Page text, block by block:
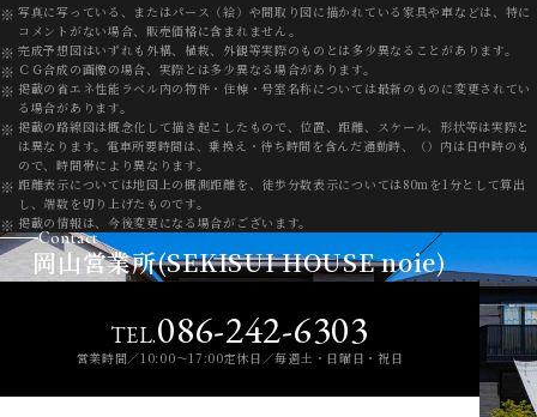
写真に写っている、またはパース（絵）や間取り図に描かれている家具や車などは、特に
コメントがない場合、販売価格に含まれません。
完成予想図はいずれも外構、植栽、外観等実際のものとは多少異なることがあります。
ＣＧ合成の画像の場合、実際とは多少異なる場合があります。
掲載の省エネ性能ラベル内の物件・住棟・号室名称については最新のものに変更されてい
る場合があります。
掲載の路線図は概念化して描き起こしたもので、位置、距離、スケール、形状等は実際と
は異なります。電車所要時間は、乗換え・待ち時間を含んだ通勤時、（）内は日中時のも
ので、時間帯により異なります。
距離表示については地図上の概測距離を、徒歩分数表示については80mを1分として算出
し、端数を切り上げたものです。
掲載の情報は、今後変更になる場合がございます。
Contact
岡山営業所(SEKISUI HOUSE noie)
TEL.086-242-6303
営業時間／10:00～17:00定休日／毎週土・日曜日・祝日